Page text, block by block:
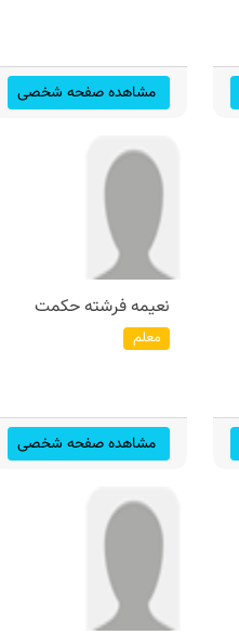
مشاهده صفحه شخصی
نعیمه فرشته حكمت
معلم
مشاهده صفحه شخصی